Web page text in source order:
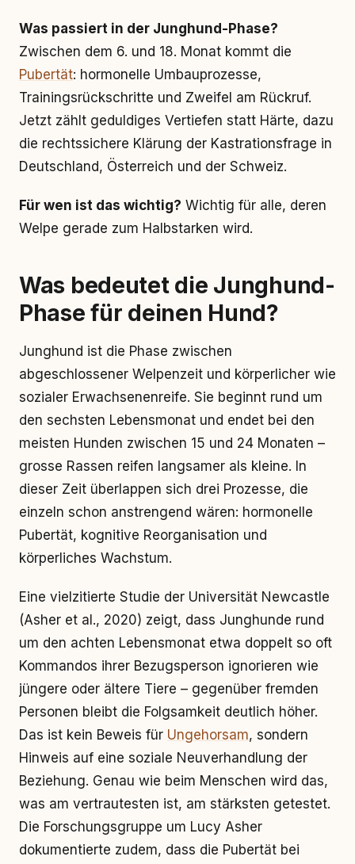
Was passiert in der Junghund-Phase?
Zwischen dem 6. und 18. Monat kommt die
Pubertät: hormonelle Umbauprozesse,
Trainingsrückschritte und Zweifel am Rückruf.
Jetzt zählt geduldiges Vertiefen statt Härte, dazu
die rechtssichere Klärung der Kastrationsfrage in
Deutschland, Österreich und der Schweiz.
Für wen ist das wichtig? Wichtig für alle, deren
Welpe gerade zum Halbstarken wird.
Was bedeutet die Junghund-
Phase für deinen Hund?
Junghund ist die Phase zwischen
abgeschlossener Welpenzeit und körperlicher wie
sozialer Erwachsenenreife. Sie beginnt rund um
den sechsten Lebensmonat und endet bei den
meisten Hunden zwischen 15 und 24 Monaten –
grosse Rassen reifen langsamer als kleine. In
dieser Zeit überlappen sich drei Prozesse, die
einzeln schon anstrengend wären: hormonelle
Pubertät, kognitive Reorganisation und
körperliches Wachstum.
Eine vielzitierte Studie der Universität Newcastle
(Asher et al., 2020) zeigt, dass Junghunde rund
um den achten Lebensmonat etwa doppelt so oft
Kommandos ihrer Bezugsperson ignorieren wie
jüngere oder ältere Tiere – gegenüber fremden
Personen bleibt die Folgsamkeit deutlich höher.
Das ist kein Beweis für Ungehorsam, sondern
Hinweis auf eine soziale Neuverhandlung der
Beziehung. Genau wie beim Menschen wird das,
was am vertrautesten ist, am stärksten getestet.
Die Forschungsgruppe um Lucy Asher
dokumentierte zudem, dass die Pubertät bei